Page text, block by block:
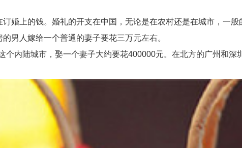
上的钱。婚礼的开支在中国，无论是在农村还是在城市，一般
男人嫁给一个普通的妻子要花三万元左右。
陆城市，娶一个妻子大约要花400000元。在北方的广州和深